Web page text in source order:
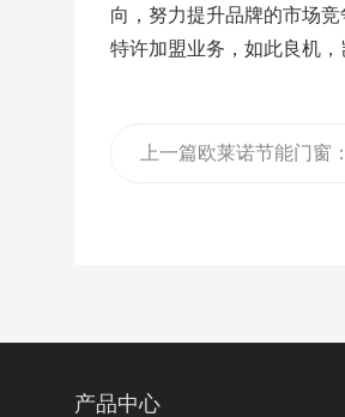
向，努力提升品牌的市场
特许加盟业务，如此良机，
上一篇欧莱诺节能门窗
产品中心